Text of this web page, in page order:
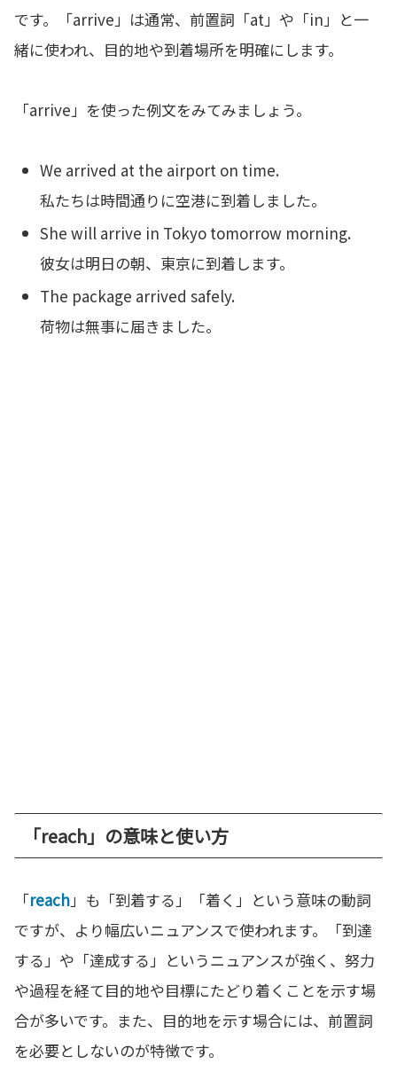
です。「arrive」は通常、前置詞「at」や「in」と一
緒に使われ、目的地や到着場所を明確にします。
「arrive」を使った例文をみてみましょう。
We arrived at the airport on time.
私たちは時間通りに空港に到着しました。
She will arrive in Tokyo tomorrow morning.
彼女は明日の朝、東京に到着します。
The package arrived safely.
荷物は無事に届きました。
「reach」の意味と使い方
「reach」も「到着する」「着く」という意味の動詞
ですが、より幅広いニュアンスで使われます。「到達
する」や「達成する」というニュアンスが強く、努力
や過程を経て目的地や目標にたどり着くことを示す場
合が多いです。また、目的地を示す場合には、前置詞
を必要としないのが特徴です。